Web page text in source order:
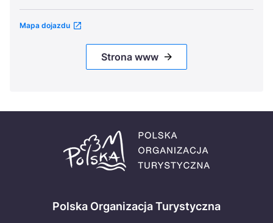
Mapa dojazdu
Strona www
Polska Organizacja Turystyczna